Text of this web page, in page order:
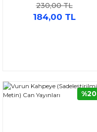
230,00 TL
184,00 TL
%20